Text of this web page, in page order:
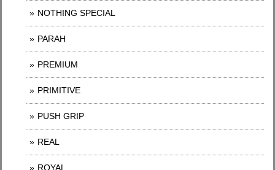
NOTHING SPECIAL
PARAH
PREMIUM
PRIMITIVE
PUSH GRIP
REAL
ROYAL